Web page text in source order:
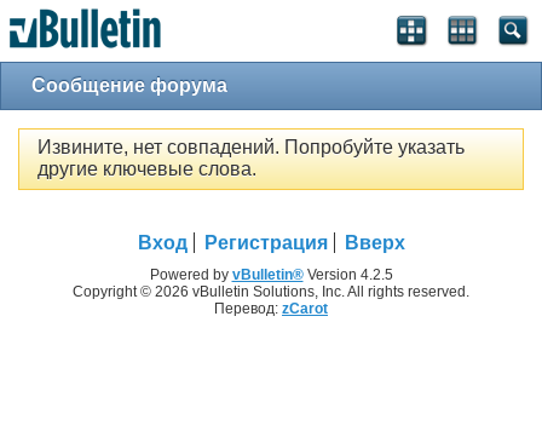
Сообщение форума
Извините, нет совпадений. Попробуйте указать
другие ключевые слова.
Вход Регистрация Вверх
Powered by vBulletin®Version 4.2.5
Copyright © 2026 vBulletin Solutions, Inc. All rights reserved.
Перевод: zCarot